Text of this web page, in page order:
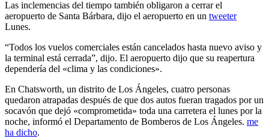
Las inclemencias del tiempo también obligaron a cerrar el
aeropuerto de Santa Bárbara, dijo el aeropuerto en un tweeter
Lunes.
“Todos los vuelos comerciales están cancelados hasta nuevo aviso y
la terminal está cerrada”, dijo. El aeropuerto dijo que su reapertura
dependería del «clima y las condiciones».
En Chatsworth, un distrito de Los Ángeles, cuatro personas
quedaron atrapadas después de que dos autos fueran tragados por un
socavón que dejó «comprometida» toda una carretera el lunes por la
noche, informó el Departamento de Bomberos de Los Ángeles. me
ha dicho.